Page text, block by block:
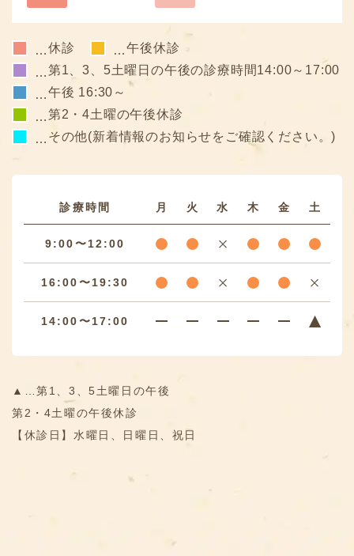
…休診 …午後休診
…第1、3、5土曜日の午後の診療時間14:00～17:00
…午後 16:30～
…第2・4土曜の午後休診
… その他(新着情報のお知らせをご確認ください。)
診療時間 月 火 水 木 金 土
9:00〜12:00
16:00〜19:30
14:00〜17:00
▲…第1、3、5土曜日の午後
第2・4土曜の午後休診
【休診日】水曜日、日曜日、祝日